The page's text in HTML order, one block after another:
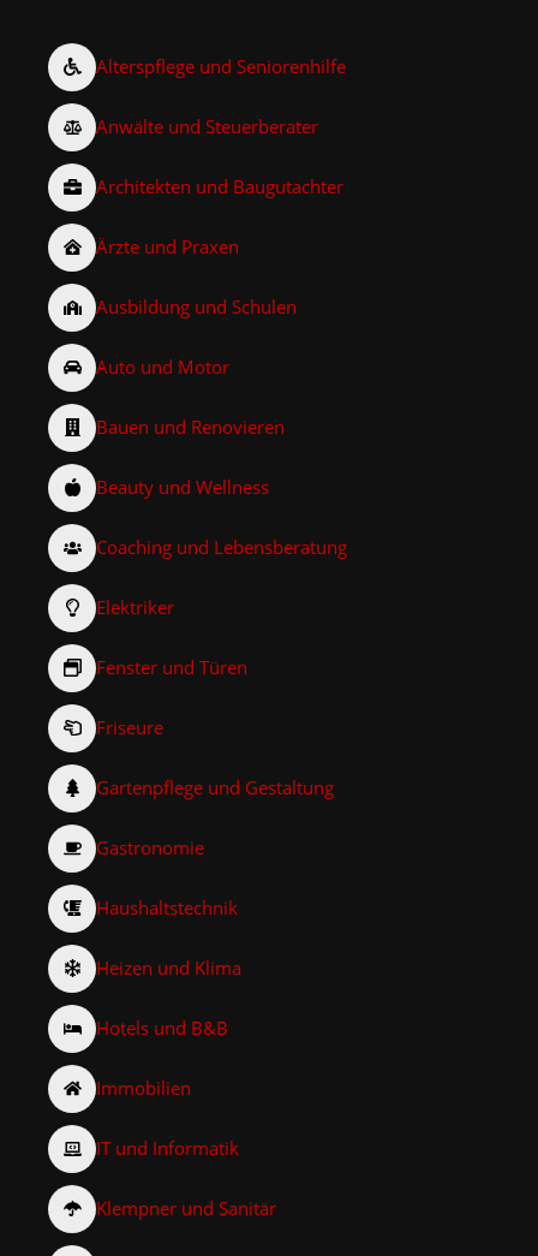
Alterspflege und Seniorenhilfe
Anwälte und Steuerberater
Architekten und Baugutachter
Ärzte und Praxen
Ausbildung und Schulen
Auto und Motor
Bauen und Renovieren
Beauty und Wellness
Coaching und Lebensberatung
Elektriker
Fenster und Türen
Friseure
Gartenpflege und Gestaltung
Gastronomie
Haushaltstechnik
Heizen und Klima
Hotels und B&B
Immobilien
IT und Informatik
Klempner und Sanitär